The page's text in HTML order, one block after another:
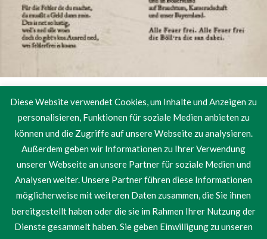
Lyrisches
Auf dieser Seite finden Sie neben dem Bad Abbacher Böllerlied
lyrische Beobachtungen unseres Schützenbruders Franz
Heselberger zu verschiedenen Anlässen, Festen und Feiern. Der
Kranz hängt schief Beobachtungen von Franz Heselberger am 1.
Mai 2012 die dazu führten, dass der Maibaum zwar erfolgreich
aufgerichtet wurde, jeoch infolge einer Unachtsamkeit die
Ortsmitte mit …
Diese Website verwendet Cookies, um Inhalte und Anzeigen zu
personalisieren, Funktionen für soziale Medien anbieten zu
können und die Zugriffe auf unsere Webseite zu analysieren.
Außerdem geben wir Informationen zu Ihrer Verwendung
unserer Webseite an unsere Partner für soziale Medien und
Analysen weiter. Unsere Partner führen diese Informationen
möglicherweise mit weiteren Daten zusammen, die Sie ihnen
bereitgestellt haben oder die sie im Rahmen Ihrer Nutzung der
Dienste gesammelt haben. Sie geben Einwilligung zu unseren